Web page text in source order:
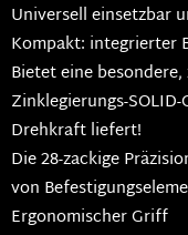
Universell einsetzbar
Kompakt: integrierter
Bietet eine
Zinklegierungs-
Drehkraft liefert!
Die 28-zackige
von
Ergonomischer Griff